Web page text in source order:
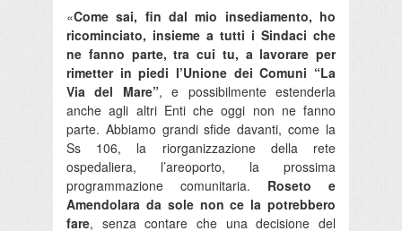
«Come sai, fin dal mio insediamento, ho
ricominciato, insieme a tutti i Sindaci che
ne fanno parte, tra cui tu, a lavorare per
rimetter in piedi l’Unione dei Comuni “La
Via del Mare”, e possibilmente estenderla
anche agli altri Enti che oggi non ne fanno
parte. Abbiamo grandi sfide davanti, come la
Ss 106, la riorganizzazione della rete
ospedaliera, l’areoporto, la prossima
programmazione comunitaria. Roseto e
Amendolara da sole non ce la potrebbero
fare, senza contare che una decisione del